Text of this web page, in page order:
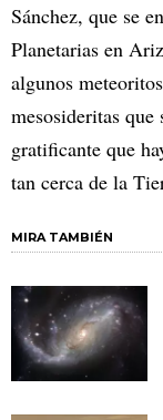
Sánchez, que se
Planetarias en
algunos
mesosideritas que
gratificante que
tan cerca de la
MIRA TAMBIÉN